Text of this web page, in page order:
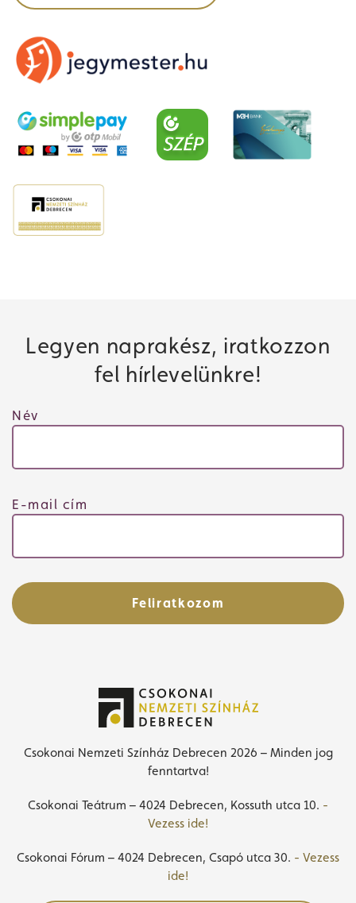
Legyen naprakész, iratkozzon
fel hírlevelünkre!
Név
E-mail cím
Feliratkozom
Csokonai Nemzeti Színház Debrecen 2026 – Minden jog
fenntartva!
Csokonai Teátrum – 4024 Debrecen, Kossuth utca 10. -
Vezess ide!
Csokonai Fórum – 4024 Debrecen, Csapó utca 30. - Vezess
ide!